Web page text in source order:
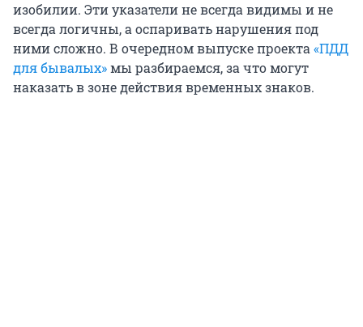
изобилии. Эти указатели не всегда видимы и не
всегда логичны, а оспаривать нарушения под
ними сложно. В очередном выпуске проекта «ПДД
для бывалых»мы разбираемся, за что могут
наказать в зоне действия временных знаков.